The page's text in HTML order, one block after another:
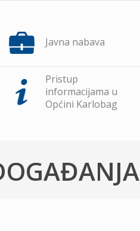
Javna nabava
Pristup
informacijama u
Općini Karlobag